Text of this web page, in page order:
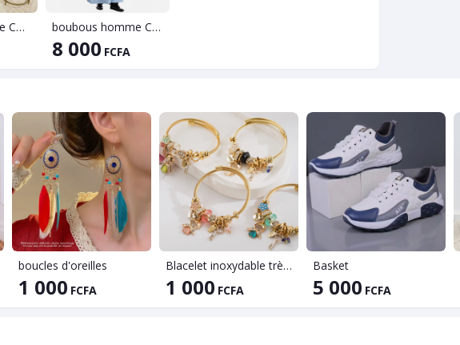
boubou Homme Col Mao boubous homme Col chemise
8 000 FCFA
boucles d'oreilles
1 000 FCFA
Blacelet inoxydable très joli
1 000 FCFA
Basket
5 000 FCFA